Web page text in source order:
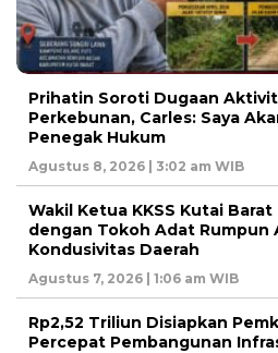
Prihatin Soroti Dugaan
Perkebunan, Carles: Saya
Penegak Hukum
Agustus 8, 2026 | 3:02 am WIB
Wakil Ketua KKSS Kutai
dengan Tokoh Adat Rumpun
Kondusivitas Daerah
Agustus 7, 2026 | 1:06 am WIB
Rp2,52 Triliun Disiapkan
Percepat Pembangunan